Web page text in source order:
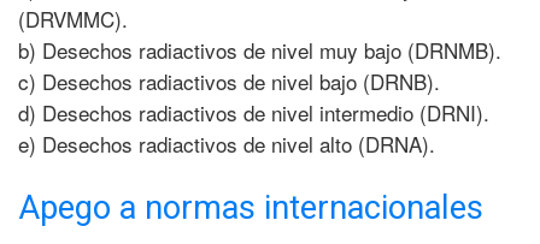
(DRVMMC).
b) Desechos radiactivos de nivel muy bajo (DRNMB).
c) Desechos radiactivos de nivel bajo (DRNB).
d) Desechos radiactivos de nivel intermedio (DRNI).
e) Desechos radiactivos de nivel alto (DRNA).
Apego a normas internacionales